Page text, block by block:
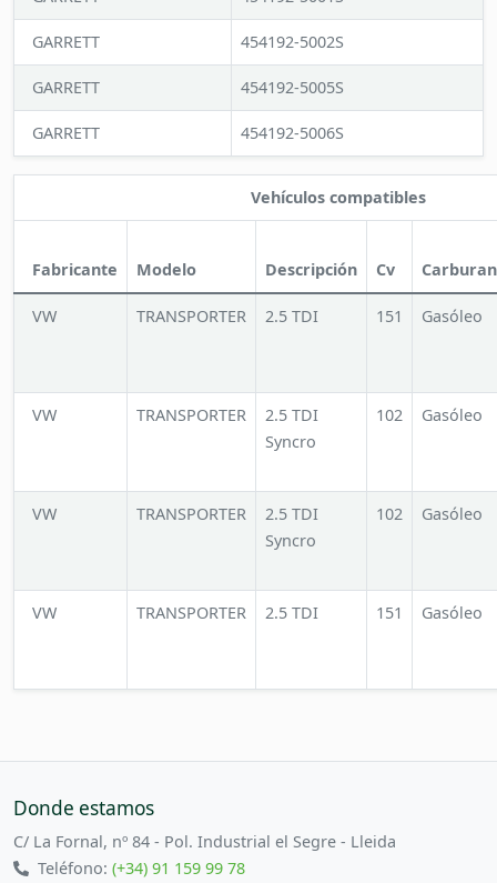
GARRETT 454192-5002S
GARRETT 454192-5005S
GARRETT 454192-5006S
Vehículos compatibles
Fabricante Modelo Descripción Cv
VW TRANSPORTER 2.5 TDI 151 Gasóleo
VW TRANSPORTER
2.5 TDI
Syncro
102 Gasóleo
VW TRANSPORTER
2.5 TDI
Syncro
102 Gasóleo
VW TRANSPORTER 2.5 TDI 151 Gasóleo
Donde estamos
C/ La Fornal, nº 84 - Pol. Industrial el Segre - Lleida
Teléfono:(+34) 91 159 99 78